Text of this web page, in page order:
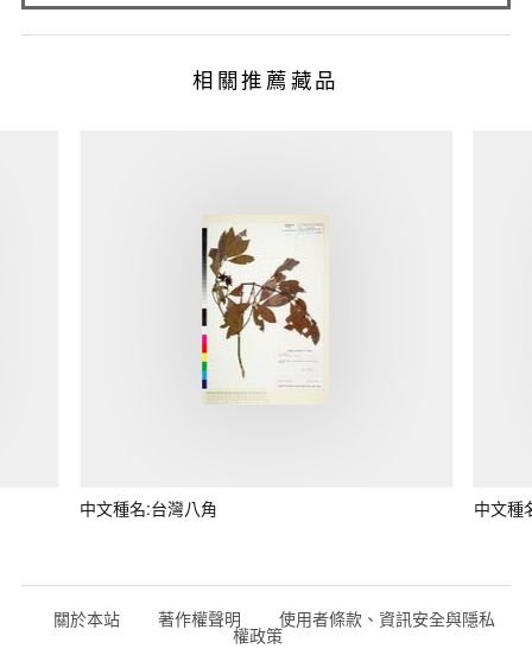
相關推薦藏品
中文種名:台灣八角 中文種
關於本站 著作權聲明 使用者條款、資訊安全與隱私
權政策